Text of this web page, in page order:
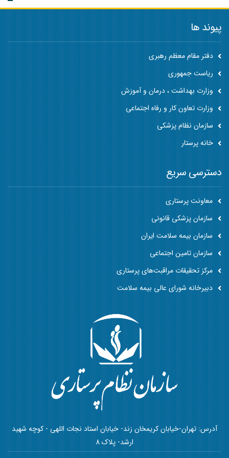
پیوند ها
دفتر مقام معظم رهبری
ریاست جمهوری
وزارت بهداشت ، درمان و آموزش
وزارت تعاون کار و رفاه اجتماعی
سازمان نظام پزشکی
خانه پرستار
آدرس: تهران-خیابان کریمخان زند- خیابان استاد نجات اللهی - کوچه شهید
ارشد- پلاک 8
دسترسی سریع
معاونت پرستاری
سازمان پزشکی قانونی
سازمان بیمه سلامت ایران
سازمان تامین اجتماعی
مرکز تحقیقات مراقبت‌های پرستاری
دبیرخانه شورای عالی بیمه سلامت